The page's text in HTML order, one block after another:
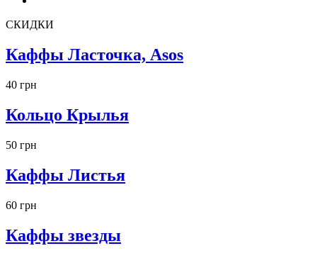
СКИДКИ
Каффы Ласточка, Asos
40 грн
Кольцо Крылья
50 грн
Каффы Листья
60 грн
Каффы звезды